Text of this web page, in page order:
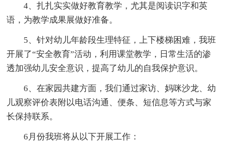
4、扎扎实实做好教育教学，尤其是阅读识字和英
语，为教学成果展做好准备。
5、针对幼儿年龄段生理特征，上下楼梯困难，我班
开展了“安全教育”活动，利用课堂教学，日常生活的渗
透加强幼儿安全意识，提高了幼儿的自我保护意识。
6、在家园共建方面，我们通过家访、妈咪沙龙、幼
儿观察评价表附以电话沟通、便条、短信息等方式与家
长保持联系。
6月份我班将从以下开展工作：